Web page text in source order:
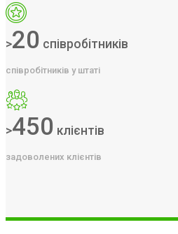
>20 співробітників
співробітників у штаті
>450 клієнтів
задоволених клієнтів